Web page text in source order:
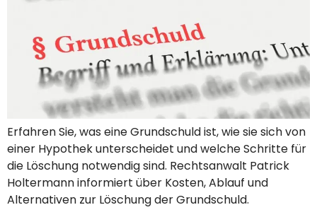
Erfahren Sie, was eine Grundschuld ist, wie sie sich von
einer Hypothek unterscheidet und welche Schritte für
die Löschung notwendig sind. Rechtsanwalt Patrick
Holtermann informiert über Kosten, Ablauf und
Alternativen zur Löschung der Grundschuld.